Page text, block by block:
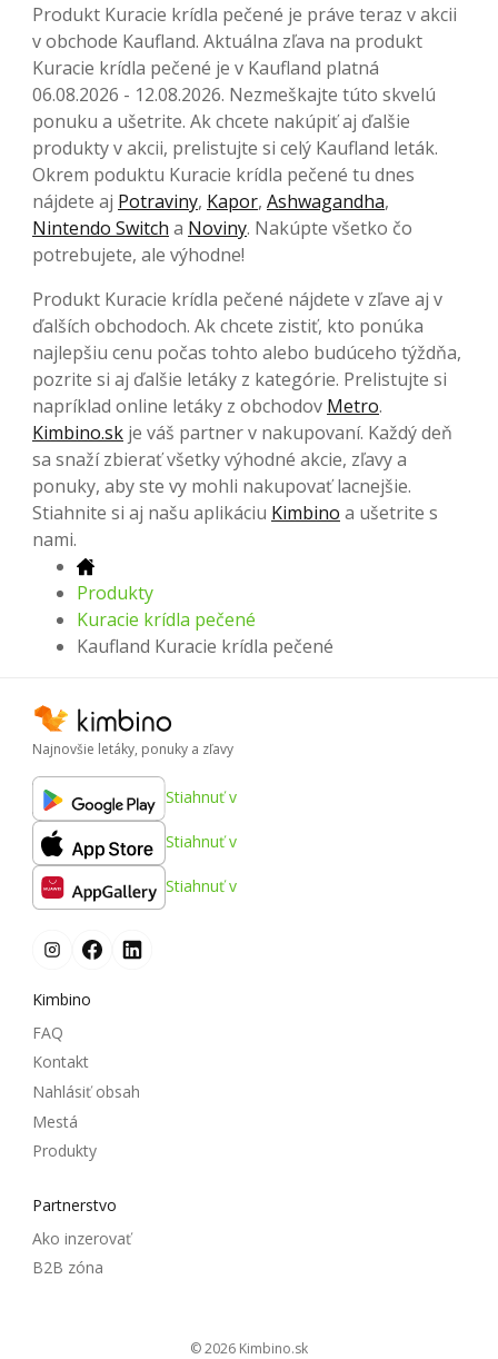
Produkt Kuracie krídla pečené je práve teraz v akcii
v obchode Kaufland. Aktuálna zľava na produkt
Kuracie krídla pečené je v Kaufland platná
06.08.2026 - 12.08.2026. Nezmeškajte túto skvelú
ponuku a ušetrite. Ak chcete nakúpiť aj ďalšie
produkty v akcii, prelistujte si celý Kaufland leták.
Okrem poduktu Kuracie krídla pečené tu dnes
nájdete aj Potraviny, Kapor, Ashwagandha,
Nintendo Switch a Noviny. Nakúpte všetko čo
potrebujete, ale výhodne!
Produkt Kuracie krídla pečené nájdete v zľave aj v
ďalších obchodoch. Ak chcete zistiť, kto ponúka
najlepšiu cenu počas tohto alebo budúceho týždňa,
pozrite si aj ďalšie letáky z kategórie. Prelistujte si
napríklad online letáky z obchodov Metro.
Kimbino.sk je váš partner v nakupovaní. Každý deň
sa snaží zbierať všetky výhodné akcie, zľavy a
ponuky, aby ste vy mohli nakupovať lacnejšie.
Stiahnite si aj našu aplikáciu Kimbino a ušetrite s
nami.
Produkty
Kuracie krídla pečené
Kaufland Kuracie krídla pečené
Najnovšie letáky, ponuky a zľavy
Stiahnuť v
Stiahnuť v
Stiahnuť v
Kimbino
FAQ
Kontakt
Nahlásiť obsah
Mestá
Produkty
Partnerstvo
Ako inzerovať
B2B zóna
© 2026 kimbino.sk